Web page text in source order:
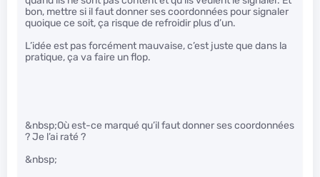
bon, mettre si il faut donner ses coordonnées pour signaler
quoique ce soit, ça risque de refroidir plus d’un.
L’idée est pas forcément mauvaise, c’est juste que dans la
pratique, ça va faire un flop.
&nbsp;Où est-ce marqué qu’il faut donner ses coordonnées
? Je l’ai raté ?
&nbsp;